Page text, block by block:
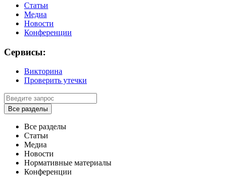
Статьи
Медиа
Новости
Конференции
Сервисы:
Викторина
Проверить утечки
Все разделы
Все разделы
Статьи
Медиа
Новости
Нормативные материалы
Конференции